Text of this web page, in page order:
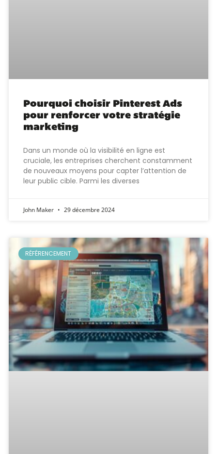
Pourquoi choisir Pinterest Ads
pour renforcer votre stratégie
marketing
Dans un monde où la visibilité en ligne est
cruciale, les entreprises cherchent constamment
de nouveaux moyens pour capter l’attention de
leur public cible. Parmi les diverses
John Maker 29 décembre 2024
RÉFÉRENCEMENT